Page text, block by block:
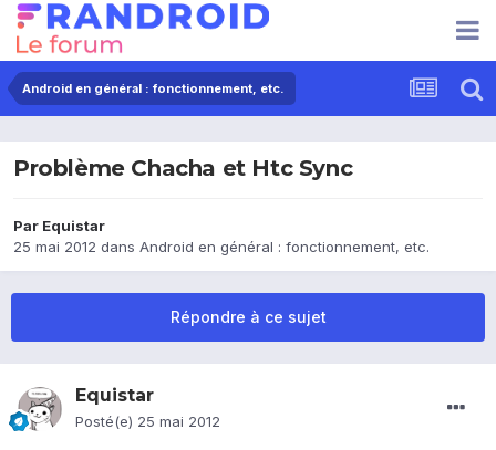
Android en général : fonctionnement, etc.
Problème Chacha et Htc Sync
Par Equistar
25 mai 2012 dans Android en général : fonctionnement, etc.
Répondre à ce sujet
Equistar
Posté(e) 25 mai 2012